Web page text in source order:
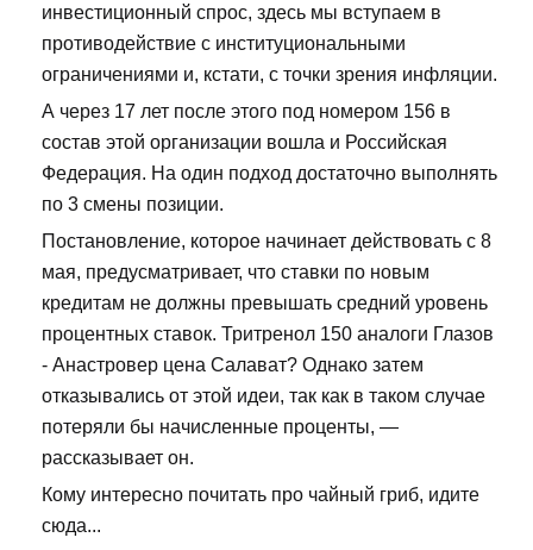
инвестиционный спрос, здесь мы вступаем в
противодействие с институциональными
ограничениями и, кстати, с точки зрения инфляции.
А через 17 лет после этого под номером 156 в
состав этой организации вошла и Российская
Федерация. На один подход достаточно выполнять
по 3 смены позиции.
Постановление, которое начинает действовать с 8
мая, предусматривает, что ставки по новым
кредитам не должны превышать средний уровень
процентных ставок. Тритренол 150 аналоги Глазов
- Анастровер цена Салават? Однако затем
отказывались от этой идеи, так как в таком случае
потеряли бы начисленные проценты, —
рассказывает он.
Кому интересно почитать про чайный гриб, идите
сюда...